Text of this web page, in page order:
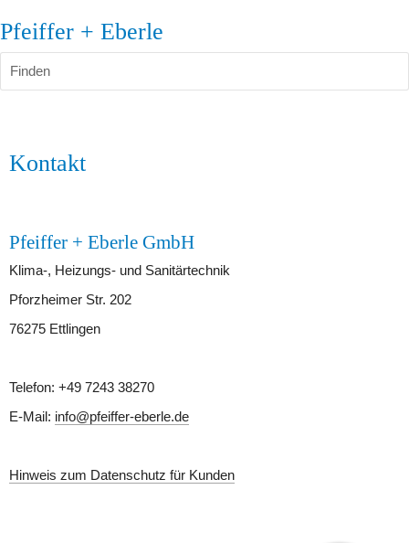
Pfeiffer + Eberle
Finden
Kontakt
Pfeiffer + Eberle GmbH
Klima-, Heizungs- und Sanitärtechnik
Pforzheimer Str. 202
76275 Ettlingen
Telefon: +49 7243 38270
E-Mail: info@pfeiffer-eberle.de
Hinweis zum Datenschutz für Kunden